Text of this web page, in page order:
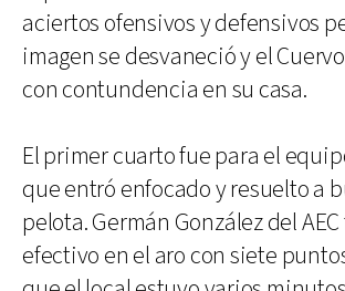
aciertos ofensivos y defensivos
imagen se desvaneció y el
con contundencia en su casa.
El primer cuarto fue para el
que entró enfocado y resuelto a
pelota. Germán González del
efectivo en el aro con siete